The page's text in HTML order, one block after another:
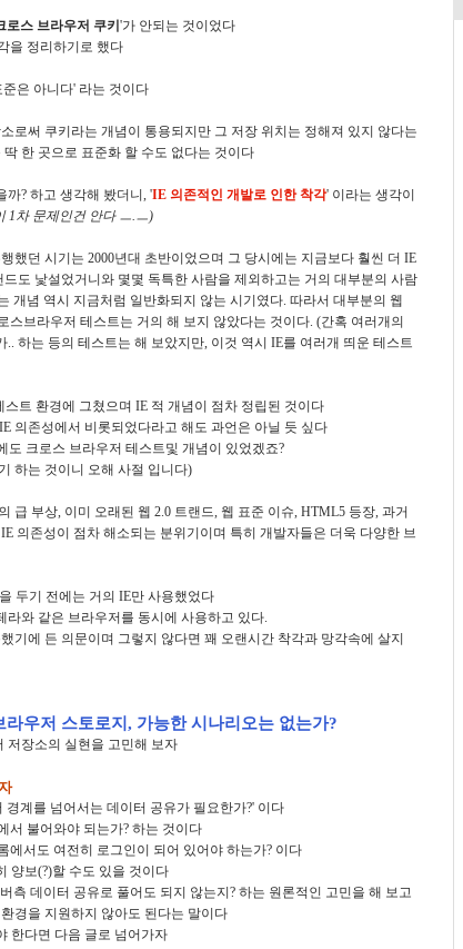
로스 브라우저 쿠키 '가 안되는 것이었다
을 정리하기로 했다
은 아니다' 라는 것이다
로써 쿠키라는 개념이 통용되지만 그 저장 위치는 정해져 있지 않다는
한 곳으로 표준화 할 수도 없다는 것이다
까? 하고 생각해 봤더니, 'IE 의존적인 개발로 인한 착각' 이라는 생각이
1차 문제인건 안다 ㅡ.ㅡ)
했던 시기는 2000년대 초반이었으며 그 당시에는 지금보다 훨씬 더 IE
도 낯설었거니와 몇몇 독특한 사람을 제외하고는 거의 대부분의 사람
개념 역시 지금처럼 일반화되지 않는 시기였다. 따라서 대부분의 웹
스브라우저 테스트는 거의 해 보지 않았다는 것이다. (간혹 여러개의
하는 등의 테스트는 해 보았지만, 이것 역시 IE를 여러개 띄운 테스트
트 환경에 그쳤으며 IE 적 개념이 점차 정립된 것이다
의존성에서 비롯되었다라고 해도 과언은 아닐 듯 싶다
도 크로스 브라우저 테스트및 개념이 있었겠죠?
하는 것이니 오해 사절 입니다)
급 부상, 이미 오래된 웹 2.0 트랜드, 웹 표준 이슈, HTML5 등장, 과거
의존성이 점차 해소되는 분위기이며 특히 개발자들은 더욱 다양한 브
두기 전에는 거의 IE만 사용했었다
라와 같은 브라우저를 동시에 사용하고 있다.
기에 든 의문이며 그렇지 않다면 꽤 오랜시간 착각과 망각속에 살지
우저 스토로지, 가능한 시나리오는 없는가?
저장소의 실현을 고민해 보자
계를 넘어서는 데이터 공유가 필요한가?' 이다
서 불어와야 되는가? 하는 것이다
에서도 여전히 로그인이 되어 있어야 하는가? 이다
양보(?)할 수도 있을 것이다
측 데이터 공유로 풀어도 되지 않는지? 하는 원론적인 고민을 해 보고
경을 지원하지 않아도 된다는 말이다
한다면 다음 글로 넘어가자